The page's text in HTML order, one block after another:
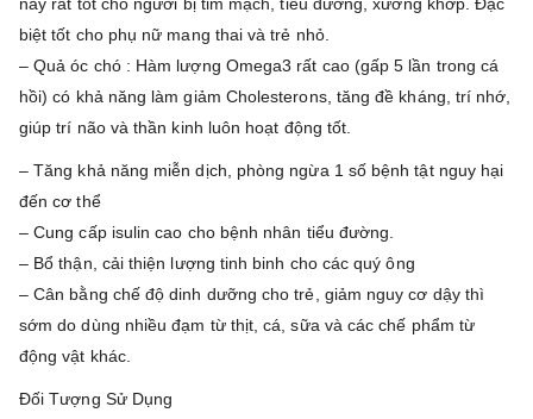
biệt tốt cho phụ nữ mang thai và trẻ nhỏ.
– Quả óc chó : Hàm lượng Omega3 rất cao (gấp 5 lần trong cá
hồi) có khả năng làm giảm Cholesterons, tăng đề kháng, trí nhớ,
giúp trí não và thần kinh luôn hoạt động tốt.
– Tăng khả năng miễn dịch, phòng ngừa 1 số bệnh tật nguy hại
đến cơ thể
– Cung cấp isulin cao cho bệnh nhân tiểu đường.
– Bổ thận, cải thiện lượng tinh binh cho các quý ông
– Cân bằng chế độ dinh dưỡng cho trẻ, giảm nguy cơ dậy thì
sớm do dùng nhiều đạm từ thịt, cá, sữa và các chế phẩm từ
động vật khác.
Đối Tượng Sử Dụng